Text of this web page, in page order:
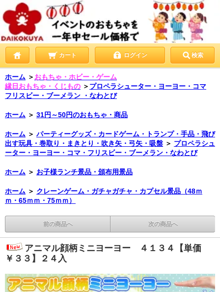
カート ログイン 検索
ホーム ＞ おもちゃ・ホビー・ゲーム
縁日おもちゃ・くじもの ＞ プロペラシューター・ヨーヨー・コマ
フリスビー・ブーメラン ・なわとび
ホーム ＞ 31円～50円のおもちゃ・商品
ホーム ＞ パーティーグッズ・カードゲーム・トランプ・手品・飛び
出す玩具・巻取り・まきとり・吹き矢・弓矢・吸盤 ＞ プロペラシュ
ーター・ヨーヨー・コマ・フリスビー・ブーメラン・なわとび
ホーム ＞ お子様ランチ景品・頒布用景品
ホーム ＞ クレーンゲーム・ガチャガチャ・カプセル景品（48ｍ
ｍ・65ｍｍ・75ｍｍ）
前の商品へ 次の商品へ
アニマル顔柄ミニヨーヨー ４１３４【単価
￥３３】２４入